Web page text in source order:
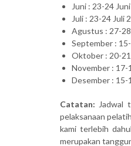
Juni : 23-24
Juli : 23-24 Juli
Agustus : 27-
September :
Oktober : 20-
November :
Desember :
Catatan: Jadwal
pelaksanaan
kami terlebih
merupakan